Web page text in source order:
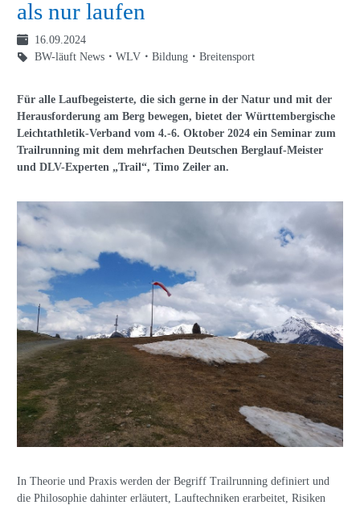
als nur laufen
16.09.2024
BW-läuft News
WLV Bildung Breitensport
Für alle Laufbegeisterte, die sich gerne in der Natur und mit der
Herausforderung am Berg bewegen, bietet der Württembergische
Leichtathletik-Verband vom 4.-6. Oktober 2024 ein Seminar zum
Trailrunning mit dem mehrfachen Deutschen Berglauf-Meister
und DLV-Experten „Trail“, Timo Zeiler an.
In Theorie und Praxis werden der Begriff Trailrunning definiert und
die Philosophie dahinter erläutert, Lauftechniken erarbeitet, Risiken